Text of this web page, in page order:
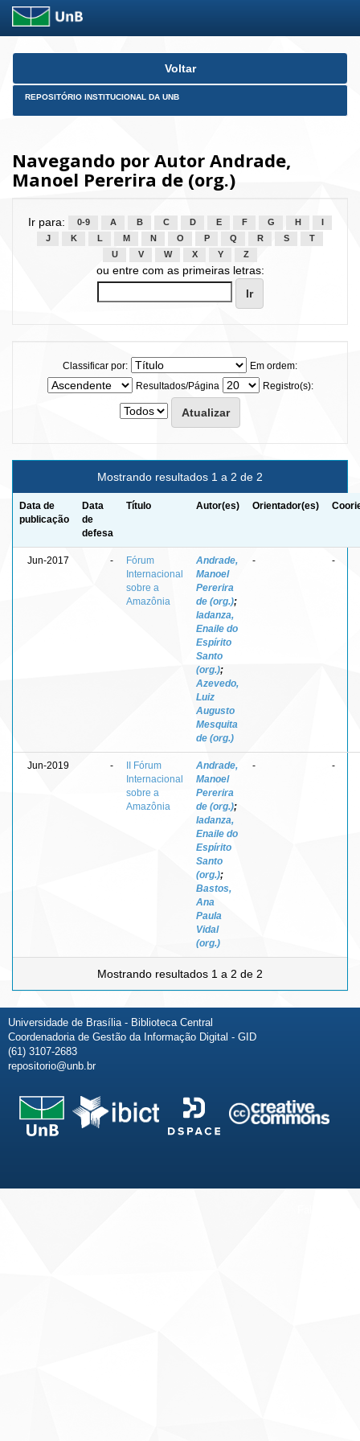
Skip
Voltar
REPOSITÓRIO INSTITUCIONAL DA UNB
Navegando por Autor Andrade,
Manoel Pererira de (org.)
Ir para: 0-9 A B C D E F G H
J
K L M N O P Q R S
T
U
V W X Y Z
ou entre com as primeiras letras:
Classificar por:
Em ordem:
Resultados/Página
Registro(s):
Mostrando resultados 1 a 2 de 2
Data de
publicação
Data
de
defesa
Título Autor(es) Orientador(es)
Jun-2017 -
Fórum
Internacional
sobre a
Amazônia
Andrade,
Manoel
Pererira
de (org.);
Iadanza,
Enaile do
Espírito
Santo
(org.);
Azevedo,
Luiz
Augusto
Mesquita
de (org.)
- -
Jun-2019 -
II Fórum
Internacional
sobre a
Amazônia
Andrade,
Manoel
Pererira
de (org.);
Iadanza,
Enaile do
Espírito
Santo
(org.);
Bastos,
Ana
Paula
Vidal
(org.)
- -
Mostrando resultados 1 a 2 de 2
Universidade de Brasília - Biblioteca Central
Coordenadoria de Gestão da Informação Digital - GID
(61) 3107-2683
repositorio@unb.br